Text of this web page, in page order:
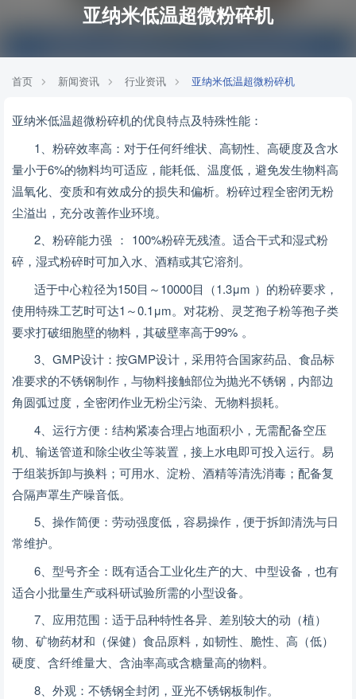
亚纳米低温超微粉碎机
首页 新闻资讯 行业资讯 亚纳米低温超微粉碎机
亚纳米低温超微粉碎机的优良特点及特殊性能：
1、粉碎效率高：对于任何纤维状、高韧性、高硬度及含水
量小于6%的物料均可适应，能耗低、温度低，避免发生物料高
温氧化、变质和有效成分的损失和偏析。粉碎过程全密闭无粉
尘溢出，充分改善作业环境。
2、粉碎能力强 ： 100%粉碎无残渣。适合干式和湿式粉
碎，湿式粉碎时可加入水、酒精或其它溶剂。
适于中心粒径为150目～10000目（1.3μm ）的粉碎要求，
使用特殊工艺时可达1～0.1μm。对花粉、灵芝孢子粉等孢子类
要求打破细胞壁的物料，其破壁率高于99% 。
3、GMP设计：按GMP设计，采用符合国家药品、食品标
准要求的不锈钢制作，与物料接触部位为抛光不锈钢，内部边
角圆弧过度，全密闭作业无粉尘污染、无物料损耗。
4、运行方便：结构紧凑合理占地面积小，无需配备空压
机、输送管道和除尘收尘等装置，接上水电即可投入运行。易
于组装拆卸与换料；可用水、淀粉、酒精等清洗消毒；配备复
合隔声罩生产噪音低。
5、操作简便：劳动强度低，容易操作，便于拆卸清洗与日
常维护。
6、型号齐全：既有适合工业化生产的大、中型设备，也有
适合小批量生产或科研试验所需的小型设备。
7、应用范围：适于品种特性各异、差别较大的动（植）
物、矿物药材和（保健）食品原料，如韧性、脆性、高（低）
硬度、含纤维量大、含油率高或含糖量高的物料。
8、外观：不锈钢全封闭，亚光不锈钢板制作。